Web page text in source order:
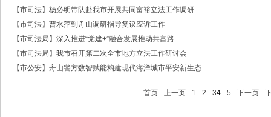
【市司法】杨必明带队赴我市开展共同富裕立法工作调研
【市司法】曹水萍到舟山调研指导复议应诉工作
【市司法局】深入推进“党建+”融合发展推动共富路
​【市司法局】我市召开第二次全市地方立法工作研讨会
【市公安】舟山警方数智赋能构建现代海洋城市平安新生态
首页 上一页 1 2 34 5 下一页